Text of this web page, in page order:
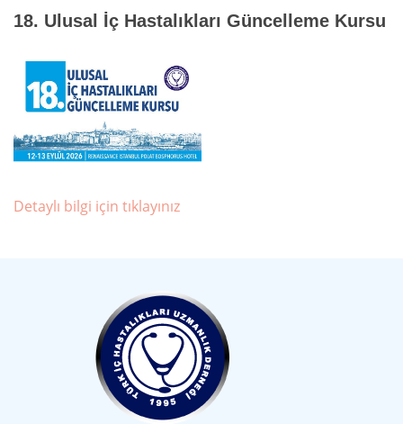
18. Ulusal İç Hastalıkları Güncelleme Kursu
Detaylı bilgi için tıklayınız